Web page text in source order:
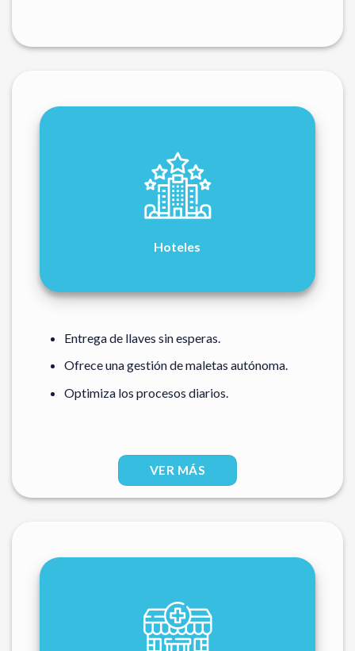
Hoteles
Entrega de llaves sin esperas.
Ofrece una gestión de maletas autónoma.
Optimiza los procesos diarios.
VER MÁS